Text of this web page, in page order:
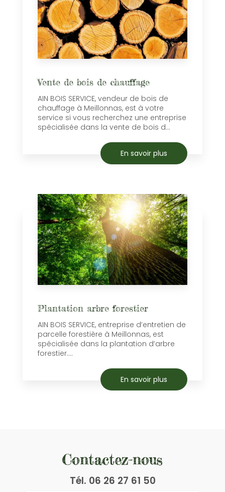
Vente de bois de chauffage
AIN BOIS SERVICE, vendeur de bois de
chauffage à Meillonnas, est à votre
service si vous recherchez une entreprise
spécialisée dans la vente de bois d...
En savoir plus
Plantation arbre forestier
AIN BOIS SERVICE, entreprise d’entretien de
parcelle forestière à Meillonnas, est
spécialisée dans la plantation d’arbre
forestier....
En savoir plus
Contactez-nous
Tél. 06 26 27 61 50